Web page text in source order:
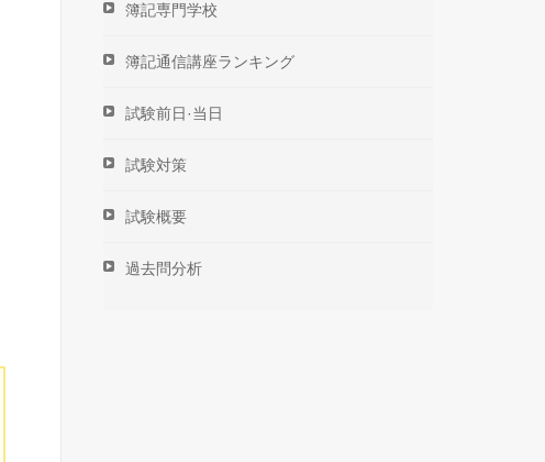
簿記専門学校
簿記通信講座ランキング
試験前日·当日
試験対策
試験概要
過去問分析